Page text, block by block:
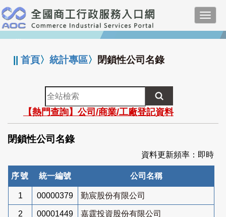
跳
到
主
要
:::
||首頁〉統計專區〉 閉鎖性公司名錄
全
站
檢
索
【熱門查詢】公司/商業/工廠登記資料
閉鎖性公司名錄
資料更新頻率：即時
序號 統一編號 公司名稱
1 00000379 勤宸股份有限公司
2 00001449 嘉霆投資股份有限公司